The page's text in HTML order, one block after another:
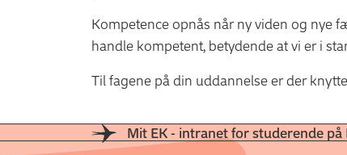
Kompetence opnås når ny viden og nye
handle kompetent, betydende at vi er i
Til fagene på din uddannelse er der
Mit EK - intranet for studerende på